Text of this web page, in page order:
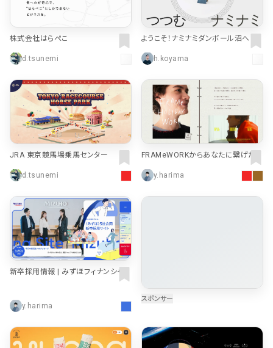
株式会社はらぺこ
d.tsunemi
ようこそ！ナミナミダンボール沼へ by
h.koyama
JRA 東京競馬場乗馬センター
d.tsunemi
FRAMeWORKからあなたに繋げた
い、想いを込めたメッセージ｜FRAM
eWORK｜特集｜BAYCREW’S STO
y.harima
新卒採用情報 | みずほフィナンシャル
y.harima